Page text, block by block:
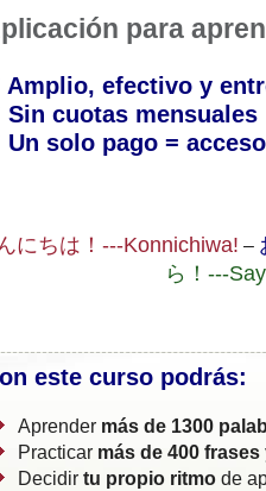
para
Amplio, efectivo y
Sin cuotas mensuales
Un solo pago =
にちは！---Konnichiwa! –
ら！---
este curso podrás:
Aprender más de 1300
Practicar más de 400
Decidir tu propio ritmode